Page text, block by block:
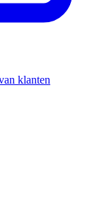
klanten